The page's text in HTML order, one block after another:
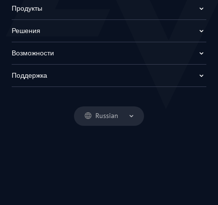
Russian
Продукты
Решения
Возможности
Поддержка